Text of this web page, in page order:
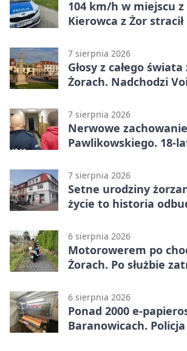
104 km/h w miejscu
Kierowca z Żor
7 sierpnia 2026
Głosy z całego
Żorach. Nadchodzi
7 sierpnia 2026
Nerwowe
Pawlikowskiego. 18-
7 sierpnia 2026
Setne urodziny
życie to historia
6 sierpnia 2026
Motorowerem po
Żorach. Po służbie
6 sierpnia 2026
Ponad 2000 e-
Baranowicach.